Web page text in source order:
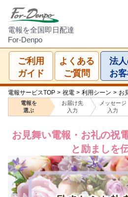
電報を全国即日配達
For-Denpo
ご利用
ガイド
よくある
ご質問
法
お
電報サービスTOP > 祝電 > 利用シーン > お
電報を
選ぶ
お届け先
入力
メッセージ
入力
お見舞い電報・お礼の祝
と励ましを